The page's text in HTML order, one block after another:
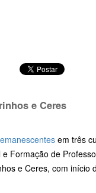
e Ceres
em três
Formação de
e Ceres, com início